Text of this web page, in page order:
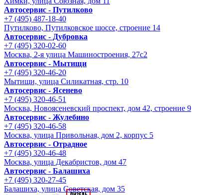
Автосервис - Путилково
+7 (495) 487-18-40
Путилково, Путилковское шоссе, строение 14
Автосервис - Дубровка
+7 (495) 320-02-60
Москва, 2-я улица Машиностроения, 27с2
Автосервис - Мытищи
+7 (495) 320-46-20
Мытищи, улица Силикатная, стр. 10
Автосервис - Ясенево
+7 (495) 320-46-51
Москва, Новоясеневский проспект, дом 42, строение 9
Автосервис - Жулебино
+7 (495) 320-46-58
Москва, улица Привольная, дом 2, корпус 5
Автосервис - Отрадное
+7 (495) 320-46-48
Москва, улица Декабристов, дом 47
Автосервис - Балашиха
+7 (495) 320-27-45
Балашиха, улица Советская, дом 35